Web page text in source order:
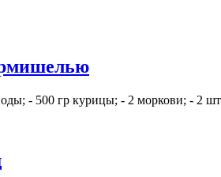
- 500 гр курицы; - 2 моркови; - 2 шт